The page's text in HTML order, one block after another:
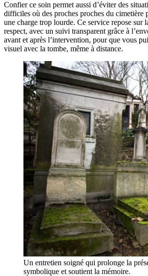
Confier ce soin permet aussi d’éviter des
difficiles où des proches proches du cimetière
une charge trop lourde. Ce service repose sur
respect, avec un suivi transparent grâce à
avant et après l’intervention, pour que vous
visuel avec la tombe, même à distance.
Un entretien soigné qui prolonge la
symbolique et soutient la mémoire.